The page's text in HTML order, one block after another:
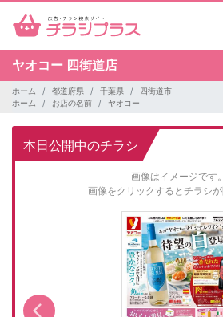
ヤオコー 四街道店
ホーム 都道府県 千葉県
四街道市
ホーム
お店の名前 ヤオコー
本日公開中のチラシ
画像はイメージです。
画像をクリックするとチラシが